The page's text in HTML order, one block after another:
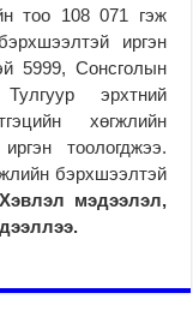
тоо 108 071 гэж
иргэн
5999, Сонсголын
эрхтний
хөгжлийн
тоологджээ.
бэрхшээлтэй
мэдээлэл,